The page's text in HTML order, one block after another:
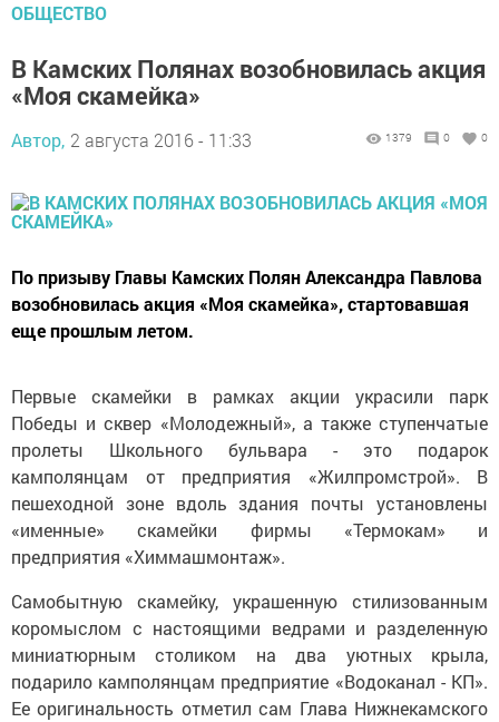
ОБЩЕСТВО
В Камских Полянах возобновилась акция
«Моя скамейка»
Автор, 2 августа 2016 - 11:33 1379 0 0
По призыву Главы Камских Полян Александра Павлова
возобновилась акция «Моя скамейка», стартовавшая
еще прошлым летом.
Первые скамейки в рамках акции украсили парк
Победы и сквер «Молодежный», а также ступенчатые
пролеты Школьного бульвара - это подарок
камполянцам от предприятия «Жилпромстрой». В
пешеходной зоне вдоль здания почты установлены
«именные» скамейки фирмы «Термокам» и
предприятия «Химмашмонтаж».
Самобытную скамейку, украшенную стилизованным
коромыслом с настоящими ведрами и разделенную
миниатюрным столиком на два уютных крыла,
подарило камполянцам предприятие «Водоканал - КП».
Ее оригинальность отметил сам Глава Нижнекамского